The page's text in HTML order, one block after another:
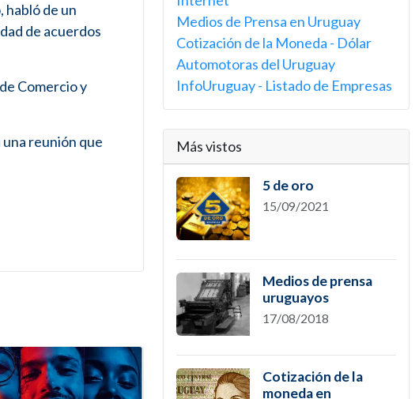
de un
de acuerdos
Comercio y
reunión que
Medios de Prensa en Uruguay
Cotización de la Moneda - Dólar
Automotoras del Uruguay
InfoUruguay - Listado de Empresas
Más vistos
5 de oro
15/09/2021
Medios de prensa
uruguayos
17/08/2018
Cotización de la
moneda en